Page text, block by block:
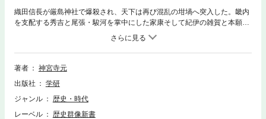
織田信長が厳島神社で爆殺され、天下は再び混乱の坩堝へ突入した。畿内
を支配する秀吉と尾張・駿河を掌中にした家康そして紀伊の雑賀と本願寺
を味方につけた光秀。越前でも勝家が決起し凄絶な天下取りが始まった。
果たして秀吉は己が野望を果たせるのか！？
著者
神宮寺元
出版社
学研
ジャンル
歴史・時代
レーベル
歴史群像新書